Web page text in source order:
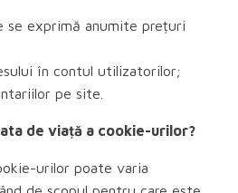
se exprimă anumite prețuri
în contul utilizatorilor;
pe site.
de viață a cookie-urilor?
urilor poate varia